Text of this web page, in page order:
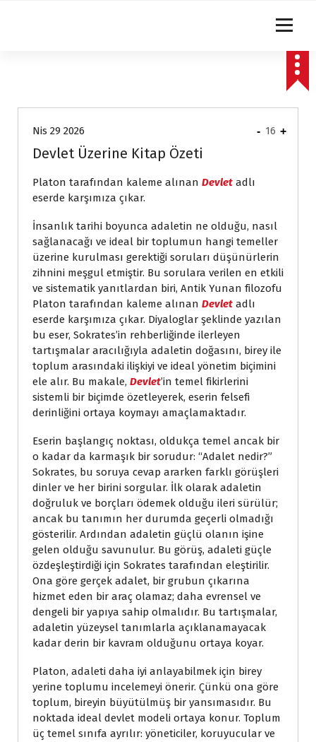
Nis 29 2026
Devlet Üzerine Kitap Özeti
Platon tarafından kaleme alınan Devlet adlı
eserde karşımıza çıkar.
İnsanlık tarihi boyunca adaletin ne olduğu, nasıl
sağlanacağı ve ideal bir toplumun hangi temeller
üzerine kurulması gerektiği soruları düşünürlerin
zihnini meşgul etmiştir. Bu sorulara verilen en etkili
ve sistematik yanıtlardan biri, Antik Yunan filozofu
Platon tarafından kaleme alınan Devlet adlı
eserde karşımıza çıkar. Diyaloglar şeklinde yazılan
bu eser, Sokrates’in rehberliğinde ilerleyen
tartışmalar aracılığıyla adaletin doğasını, birey ile
toplum arasındaki ilişkiyi ve ideal yönetim biçimini
ele alır. Bu makale, Devlet’in temel fikirlerini
sistemli bir biçimde özetleyerek, eserin felsefi
derinliğini ortaya koymayı amaçlamaktadır.
Eserin başlangıç noktası, oldukça temel ancak bir
o kadar da karmaşık bir sorudur: “Adalet nedir?”
Sokrates, bu soruya cevap ararken farklı görüşleri
dinler ve her birini sorgular. İlk olarak adaletin
doğruluk ve borçları ödemek olduğu ileri sürülür;
ancak bu tanımın her durumda geçerli olmadığı
gösterilir. Ardından adaletin güçlü olanın işine
gelen olduğu savunulur. Bu görüş, adaleti güçle
özdeşleştirdiği için Sokrates tarafından eleştirilir.
Ona göre gerçek adalet, bir grubun çıkarına
hizmet eden bir araç olamaz; daha evrensel ve
dengeli bir yapıya sahip olmalıdır. Bu tartışmalar,
adaletin yüzeysel tanımlarla açıklanamayacak
kadar derin bir kavram olduğunu ortaya koyar.
Platon, adaleti daha iyi anlayabilmek için birey
yerine toplumu incelemeyi önerir. Çünkü ona göre
toplum, bireyin büyütülmüş bir yansımasıdır. Bu
noktada ideal devlet modeli ortaya konur. Toplum
üç temel sınıfa ayrılır: yöneticiler, koruyucular ve
- 16 +